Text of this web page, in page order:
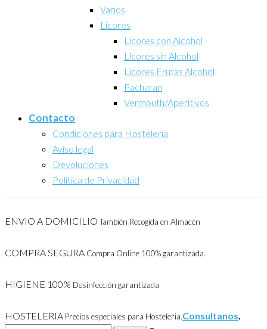
Varios
Licores
Licores con Alcohol
Licores sin Alcohol
Licores Frutas Alcohol
Pacharan
Vermouth/Aperitivos
Contacto
Condiciones para Hosteleria
Aviso legal
Devoluciones
Politica de Privacidad
ENVIO A DOMICILIO También Recogida en Almacén
COMPRA SEGURA Compra Online 100% garantizada.
HIGIENE 100% Desinfección garantizada
HOSTELERIA Precios especiales para Hosteleria.Consultanos.